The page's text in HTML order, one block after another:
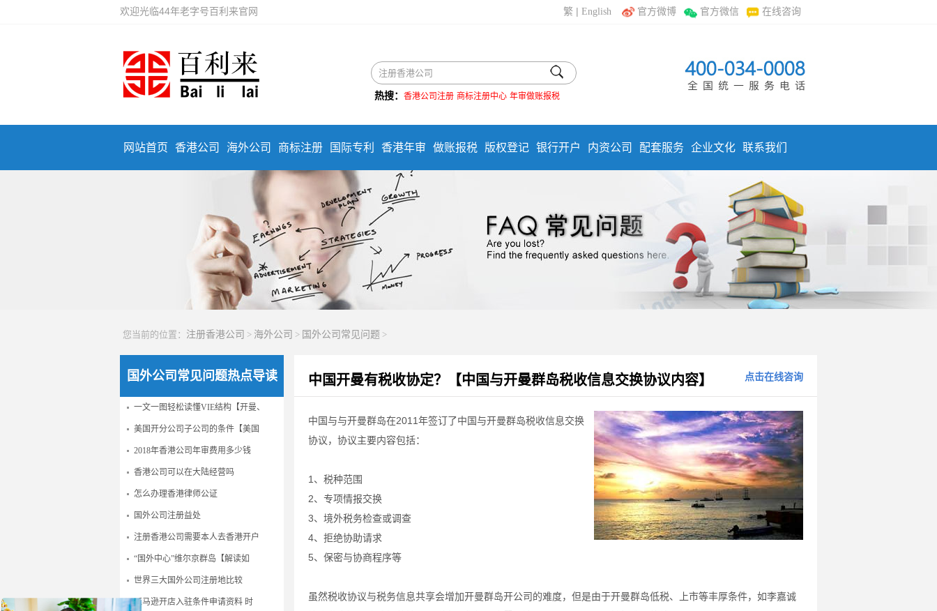
欢迎光临44年老字号百利来官网 繁 |English 官方微博 官方微信 在线咨询
热搜： 香港公司注册 商标注册中心 年审做账报税
网站首页 香港公司 海外公司 商标注册 国际专利 香港年审 做账报税 版权登记 银行开户 内资公司 配套服务 企业文化 联系我们
您当前的位置： 注册香港公司 > 海外公司 > 国外公司常见问题 >
国外公司常见问题热点导读
一文一图轻松读懂VIE结构【开曼、
美国开分公司子公司的条件【美国
2018年香港公司年审费用多少钱
香港公司可以在大陆经营吗
怎么办理香港律师公证
国外公司注册益处
注册香港公司需要本人去香港开户
“国外中心”维尔京群岛【解读如
世界三大国外公司注册地比较
亚马逊开店入驻条件申请资料 时
中国开曼有税收协定？【中国与开曼群岛税收信息交换协议内容】 点击在线咨询
中国与与开曼群岛在2011年签订了中国与开曼群岛税收信息交换
协议，协议主要内容包括：
1、税种范围
2、专项情报交换
3、境外税务检查或调查
4、拒绝协助请求
5、保密与协商程序等
虽然税收协议与税务信息共享会增加开曼群岛开公司的难度，但是由于开曼群岛低税、上市等丰厚条件，如李嘉诚